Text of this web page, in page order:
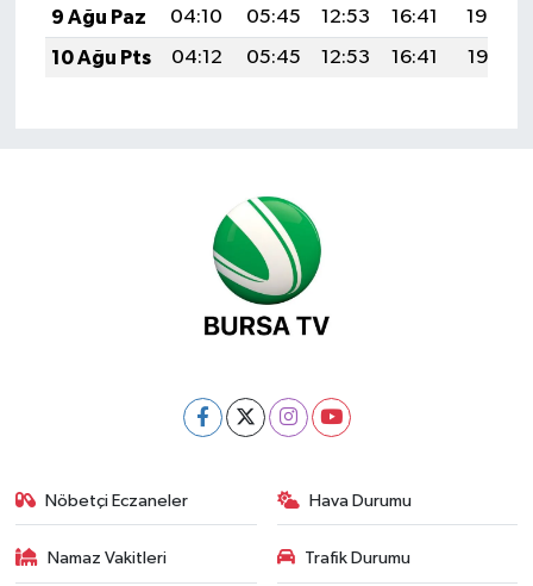
9 Ağu Paz
04:10 05:45 12:53 16:41
19:52
10 Ağu Pts
04:12 05:45 12:53 16:41 19:51
Nöbetçi Eczaneler Hava Durumu
Namaz Vakitleri Trafik Durumu